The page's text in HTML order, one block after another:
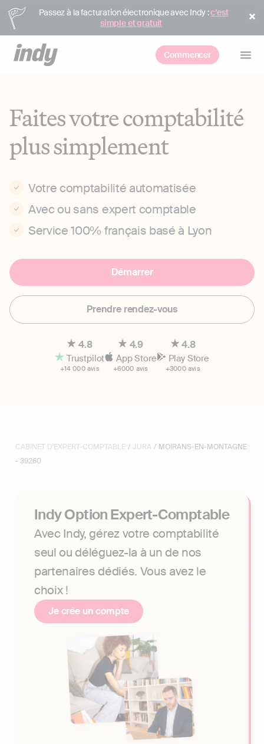
Passez à la facturation électronique avec Indy :c’est
simple et gratuit
Commencer
Faites votre comptabilité
plus simplement
Votre comptabilité automatisée
Avec ou sans expert comptable
Service 100% français basé à Lyon
Démarrer
Prendre rendez-vous
4.8
Trustpilot
+14 000 avis
4.9
App Store
+6000 avis
4.8
Play Store
+3000 avis
CABINET D'EXPERT-COMPTABLE / JURA / MOIRANS-EN-MONTAGNE
- 39260
Indy Option Expert-Comptable
Avec Indy, gérez votre comptabilité
seul ou déléguez-la à un de nos
partenaires dédiés. Vous avez le
choix !
Je crée un compte